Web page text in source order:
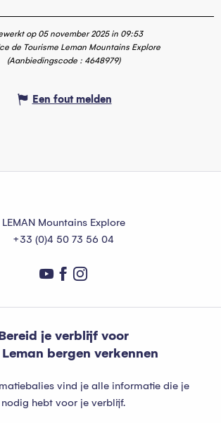
op 05 november 2025 in 09:53
de Tourisme Leman Mountains Explore
(Aanbiedingscode : 4648979)
Een fout melden
LEMAN Mountains Explore
+33 (0)4 50 73 56 04
je verblijf voor
bergen verkennen
vind je alle informatie die je
nodig hebt voor je verblijf.